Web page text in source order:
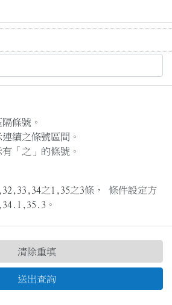
條號。
續之條號區間。
「之」的條號。
之1,35之3條， 條件設定方
。
送出查詢
清除重填